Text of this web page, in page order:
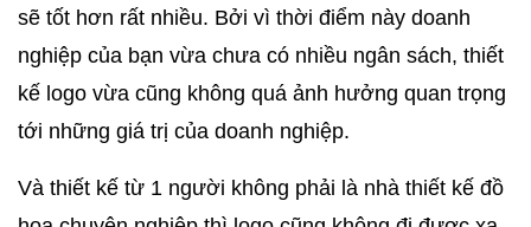
sẽ tốt hơn rất nhiều. Bởi vì thời điểm này doanh
nghiệp của bạn vừa chưa có nhiều ngân sách, thiết
kế logo vừa cũng không quá ảnh hưởng quan trọng
tới những giá trị của doanh nghiệp.
Và thiết kế từ 1 người không phải là nhà thiết kế đồ